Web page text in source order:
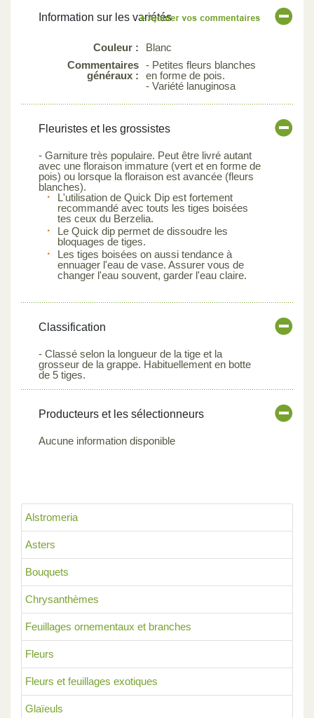
Alstromeria
Asters
Bouquets
Chrysanthèmes
Feuillages ornementaux et branches
Fleurs
Fleurs et feuillages exotiques
Glaïeuls
Information sur les variétés
Couleur :
Blanc
Commentaires
généraux :
- Petites fleurs blanches
en forme de pois.
- Variété lanuginosa
Fleuristes et les grossistes
- Garniture très populaire. Peut être livré autant
avec une floraison immature (vert et en forme de
pois) ou lorsque la floraison est avancée (fleurs
blanches).
L'utilisation de Quick Dip est fortement
recommandé avec touts les tiges boisées
tes ceux du Berzelia.
Le Quick dip permet de dissoudre les
bloquages de tiges.
Les tiges boisées on aussi tendance à
ennuager l'eau de vase. Assurer vous de
changer l'eau souvent, garder l'eau claire.
Classification
- Classé selon la longueur de la tige et la
grosseur de la grappe. Habituellement en botte
de 5 tiges.
Producteurs et les sélectionneurs
Aucune information disponible